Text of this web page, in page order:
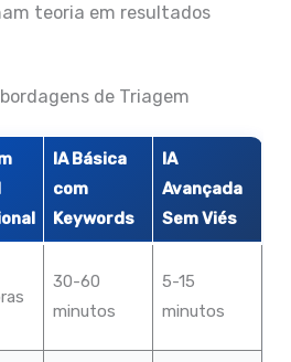
teoria em resultados
de Triagem
IA Básica
com
Keywords
IA
Avançada
Sem Viés
30-60
minutos
5-15
minutos